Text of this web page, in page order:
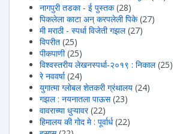
नागपुरी तडका - ई पुस्तक (28)
पिकलेला काटा अन् करपलेली पिके (27)
मी मराठी - स्पर्धा विजेती गझल (27)
विपरीत (25)
पीकपाणी (25)
विश्वस्तरीय लेखनस्पर्धा-२०१९ : निकाल (25)
रे नववर्षा(24)
युगात्मा ग्लोबल शेतकरी ग्रंथालय (24)
गझल : नयनातला पाऊस (23)
वावराच्या धुऱ्यावर(22)
हिमालय की गोद मे : पूर्वार्ध (22)